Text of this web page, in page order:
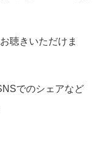
聴きいただけま
でのシェアなど